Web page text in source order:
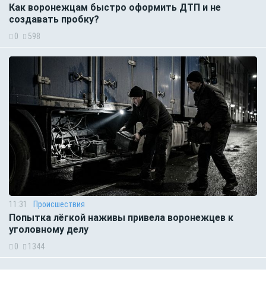
Как воронежцам быстро оформить ДТП и не
создавать пробку?
0 598
11:31 Происшествия
Попытка лёгкой наживы привела воронежцев к
уголовному делу
0 1344